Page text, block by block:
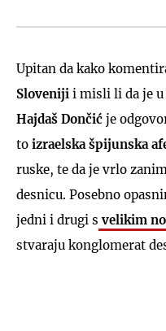
Upitan da kako
Sloveniji i misli li da je
Hajdaš Dončić je
to izraelska špijunska
ruske, te da je vrlo
desnicu. Posebno
jedni i drugi s velikim
stvaraju konglomerat